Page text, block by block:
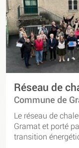
Réseau de
Commune de
Le réseau de
Gramat et porté
transition